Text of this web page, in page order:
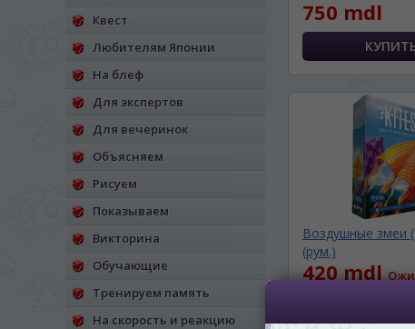
Квест
Любителям Японии
На блеф
Для экспертов
Для вечеринок
Объясняем
Рисуем
Показываем
Викторина
Обучающие
Тренируем память
На скорость и реакцию
750 mdl
Воздушные змеи
(рум.)
420 mdl
СООБЩИТЬ О
Беспокоим Вас только один раз,
Vă vom deranja doar o singură dată,
Если вы хотите переключить язык
правом верхнем
Dacă doriți să schimbați limba site-ului,
dreapta sus